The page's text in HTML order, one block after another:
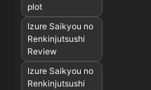
plot
Izure Saikyou no
Renkinjutsushi
Review
Izure Saikyou no
Renkinjutsushi